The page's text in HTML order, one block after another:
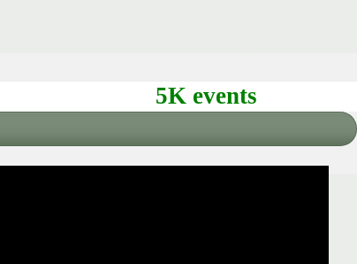
5K events